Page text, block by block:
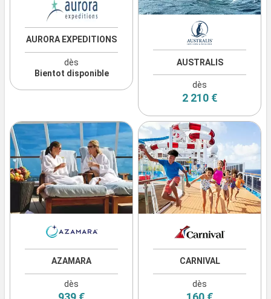
AURORA EXPEDITIONS
dès
Bientot disponible
AUSTRALIS
dès
2 210 €
AZAMARA
dès
CARNIVAL
dès